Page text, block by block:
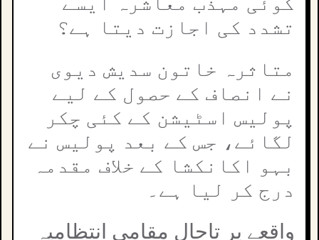
تشدد کی اجازت دیتا ہے؟
متاثرہ خاتون سدیش دیوی
نے انصاف کے حصول کے لیے
پولیس اسٹیشن کے کئی چکر
لگائے، جس کے بعد پولیس نے
بہو اکانکشا کے خلاف مقدمہ
درج کر لیا ہے۔
واقعے پر تاحال مقامی انتظامیہ